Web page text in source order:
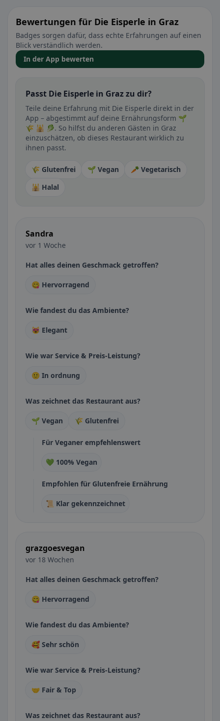
Bewertungen für Die Eisperle in Graz
Badges sorgen dafür, dass echte Erfahrungen auf einen
Blick verständlich werden.
In der App bewerten
Passt Die Eisperle in Graz zu dir?
Teile deine Erfahrung mit Die Eisperle direkt in der
App – abgestimmt auf deine Ernährungsform 🌱
🌾 🕌 🥬. So hilfst du anderen Gästen in Graz
einzuschätzen, ob dieses Restaurant wirklich zu
ihnen passt.
🌾 Glutenfrei 🌱 Vegan
🥕 Vegetarisch
🕌 Halal
Sandra
vor 1 Woche
Hat alles deinen Geschmack getroffen?
😋 Hervorragend
Wie fandest du das Ambiente?
😻 Elegant
Wie war Service & Preis-Leistung?
🙂 In ordnung
Was zeichnet das Restaurant aus?
🌱 Vegan 🌾 Glutenfrei
Für Veganer empfehlenswert
💚 100% Vegan
Empfohlen für Glutenfreie Ernährung
📜 Klar gekennzeichnet
grazgoesvegan
vor 18 Wochen
Hat alles deinen Geschmack getroffen?
😋 Hervorragend
Wie fandest du das Ambiente?
🥰 Sehr schön
Wie war Service & Preis-Leistung?
🤝 Fair & Top
Was zeichnet das Restaurant aus?